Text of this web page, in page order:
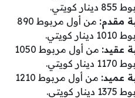
مقدم:
من أول مربوط 890
عقيد:
من أول مربوط 1050
عميد:
من أول مربوط 1210